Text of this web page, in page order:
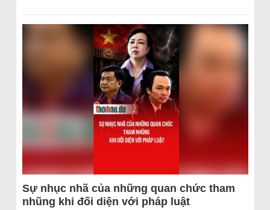
Sự nhục nhã của những quan chức tham
nhũng khi đối diện với pháp luật